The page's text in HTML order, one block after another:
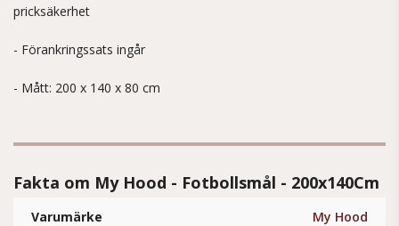
pricksäkerhet
- Förankringssats ingår
- Mått: 200 x 140 x 80 cm
Fakta om My Hood - Fotbollsmål - 200x140Cm
Varumärke My Hood